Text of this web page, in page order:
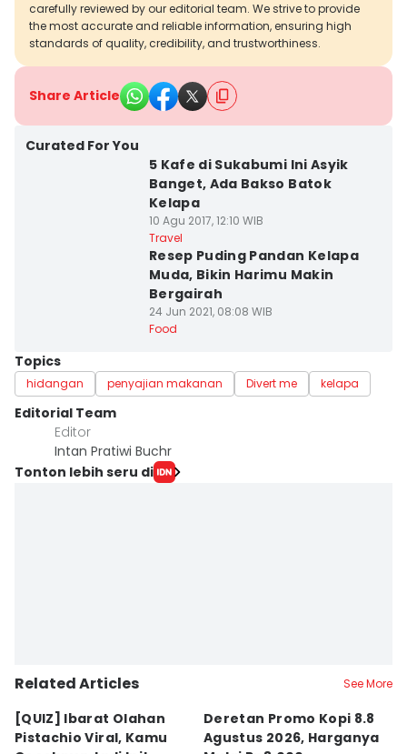
carefully reviewed by our editorial team. We strive to provide
the most accurate and reliable information, ensuring high
standards of quality, credibility, and trustworthiness.
Share Article
Curated For You
5 Kafe di Sukabumi Ini Asyik
Banget, Ada Bakso Batok
Kelapa
10 Agu 2017, 12:10 WIB
Travel
Resep Puding Pandan Kelapa
Muda, Bikin Harimu Makin
Bergairah
24 Jun 2021, 08:08 WIB
Food
Topics
hidangan penyajian makanan Divert me kelapa
Editorial Team
Editor
Intan Pratiwi Buchr
Tonton lebih seru di
Related Articles See More
[QUIZ] Ibarat Olahan
Pistachio Viral, Kamu
Deretan Promo Kopi 8.8
Agustus 2026, Harganya